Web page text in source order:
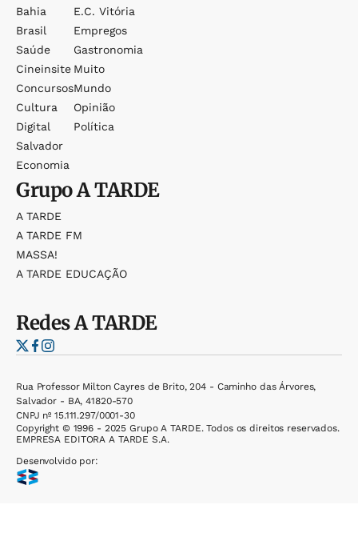
Bahia
Brasil
Saúde
Cineinsite
Concursos
Cultura
Digital
Salvador
Economia
E.c. Vitória
Empregos
Gastronomia
Muito
Mundo
Opinião
Política
GrupoA TARDE
A TARDE
A TARDE FM
MASSA!
A TARDE EDUCAÇÃO
RedesA TARDE
Rua Professor Milton Cayres de Brito, 204 - Caminho das Árvores,
Salvador - BA, 41820-570
CNPJ nº 15.111.297/0001-30
Copyright © 1996 - 2025 Grupo A TARDE. Todos os direitos reservados.
EMPRESA EDITORA A TARDE S.A.
Desenvolvido por: